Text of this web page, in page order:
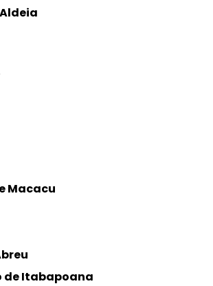
Aldeia
Macacu
de Itabapoana